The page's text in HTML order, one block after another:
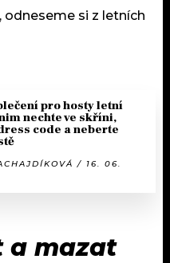
odneseme si z letních
pro hosty letní
nechte ve skříni,
code a neberte
/ 16. 06.
a mazat